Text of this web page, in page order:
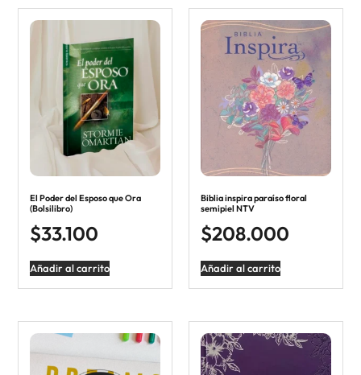
El Poder del Esposo que Ora
(Bolsilibro)
$33.100
Añadir al carrito
Biblia inspira paraíso floral
semipiel NTV
$208.000
Añadir al carrito